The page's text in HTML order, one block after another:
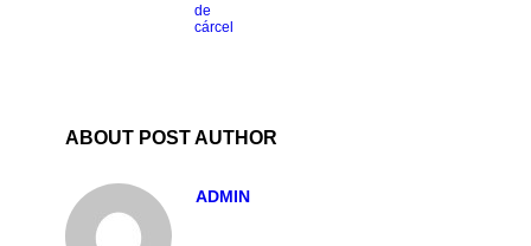
de
cárcel
ABOUT POST AUTHOR
ADMIN